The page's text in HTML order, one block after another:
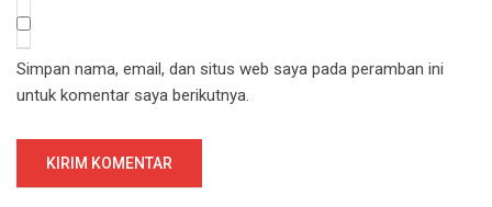
Simpan nama, email, dan situs web saya pada peramban ini
untuk komentar saya berikutnya.